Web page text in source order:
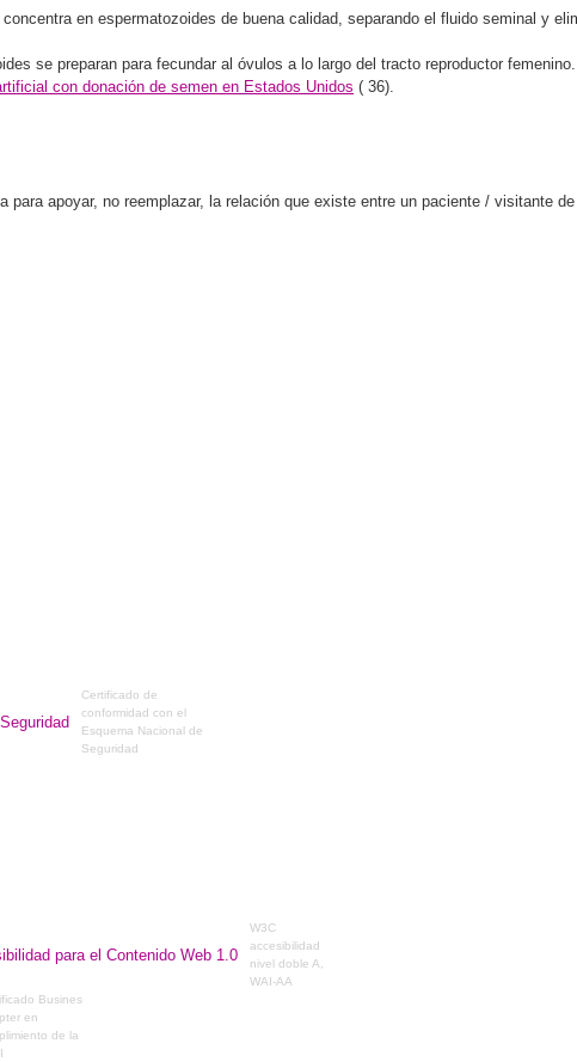
en espermatozoides de buena calidad, separando el fluido seminal y
se preparan para fecundar al óvulos a lo largo del tracto reproductor femenino.
con donación de semen en Estados Unidos ( 36).
para apoyar, no reemplazar, la relación que existe entre un paciente / visitante
Certificado de
conformidad con el
Esquema Nacional de
Seguridad
W3C
accesibilidad
nivel doble A,
WAI-AA
Busines
en
de la